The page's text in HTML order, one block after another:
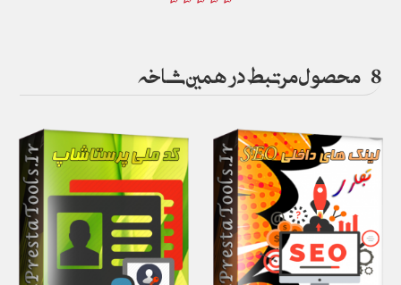
8 محصول مرتبط در همین شاخه